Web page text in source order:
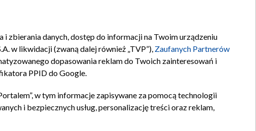
reklamy Kontakt
zbierania danych, dostęp do informacji na Twoim urządzeniu
w likwidacji (zwaną dalej również „TVP”), Zaufanych Partnerów
dopasowania reklam do Twoich zainteresowań i
PPID do Google.
w tym informacje zapisywane za pomocą technologii
i bezpiecznych usług, personalizację treści oraz reklam,